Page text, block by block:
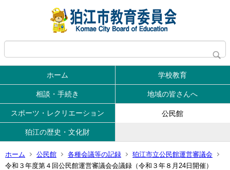
ホーム 学校教育
相談・手続き 地域の皆さんへ
スポーツ・レクリエーション 公民館
狛江の歴史・文化財
ホーム 公民館 各種会議等の記録
狛江市立公民館運営審議会
令和３年度第４回公民館運営審議会会議録（令和３年８月24日開催）